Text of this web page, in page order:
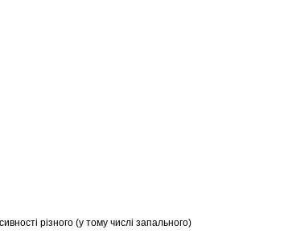
різного (у тому числі запального)